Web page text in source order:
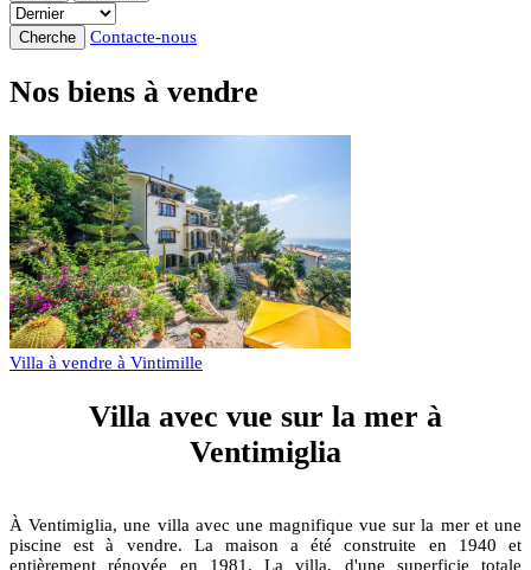
Cherche Contacte-nous
Nos biens à vendre
Villa à vendre à Vintimille
Villa avec vue sur la mer à
Ventimiglia
À Ventimiglia, une villa avec une magnifique vue sur la mer et une
piscine est à vendre. La maison a été construite en 1940 et
entièrement rénovée en 1981. La villa, d'une superficie totale